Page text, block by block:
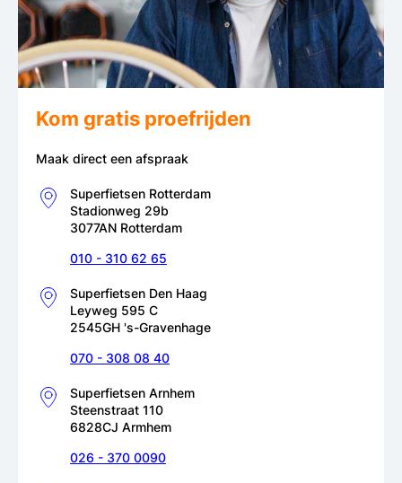
Kom gratis proefrijden
Maak direct een afspraak
Superfietsen Rotterdam
Stadionweg 29b
3077AN Rotterdam
010 - 310 62 65
Superfietsen Den Haag
Leyweg 595 C
2545GH 's-Gravenhage
070 - 308 08 40
Superfietsen Arnhem
Steenstraat 110
6828CJ Armhem
026 - 370 0090